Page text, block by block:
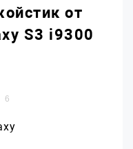
от
S3 i9300
6